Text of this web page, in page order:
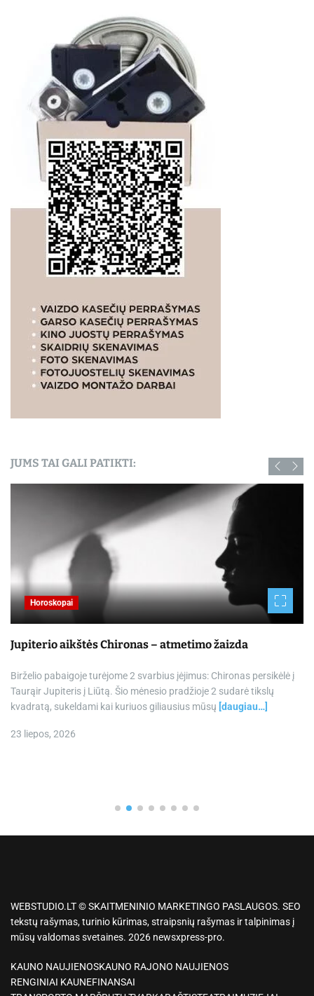
JUMS TAI GALI PATIKTI:
Horoskopai
Jupiterio aikštės Chironas – atmetimo žaizda
Birželio pabaigoje turėjome 2 svarbius įėjimus: Chironas persikėlė į
Taurąir Jupiteris į Liūtą. Šio mėnesio pradžioje 2 sudarė tikslų
kvadratą, sukeldami kai kuriuos giliausius mūsų [daugiau…]
23 liepos, 2026
WEBSTUDIO.LT © SKAITMENINIO MARKETINGO PASLAUGOS. SEO
tekstų rašymas, turinio kūrimas, straipsnių rašymas ir talpinimas į
mūsų valdomas svetaines. 2026 newsxpress-pro.
KAUNO NAUJIENOSKAUNO RAJONO NAUJIENOS
RENGINIAI KAUNEFINANSAI